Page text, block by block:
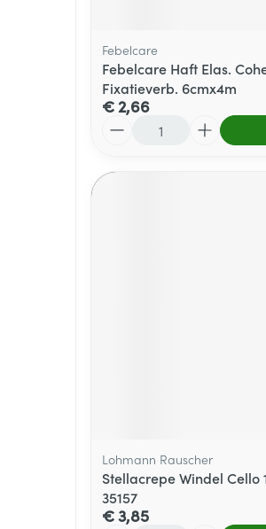
Febelcare
Febelcare Haft Elas.
Fixatieverb. 6cmx4m
€ 2,66
Lohmann Rauscher
Stellacrepe Windel Cello
35157
€ 3,85